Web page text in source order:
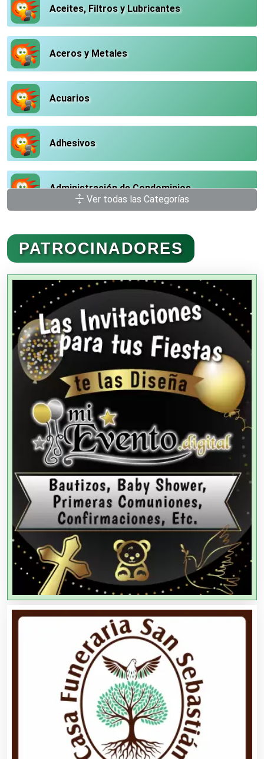
Aceites, Filtros y Lubricantes
Aceros y Metales
Acuarios
Adhesivos
Administración de Condominios
Administración de Empresas
Agencias Aduanales
Agencias de Autos
Agencias de Cobranza
Agencias de Colocación
Agencias de Modelos
Agencias de Publicidad
Agencias de Viajes
Agricultores
Agricultura y Ganadería
Agua Purificada
Aire Acondicionado
Ver todas las Categorías
PATROCINADORES